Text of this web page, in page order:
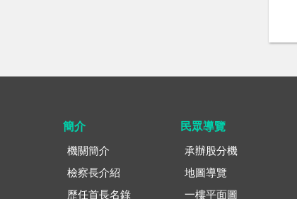
簡介
機關簡介
檢察長介紹
歷任首長名錄
民眾導覽
承辦股分機
地圖導覽
一樓平面圖